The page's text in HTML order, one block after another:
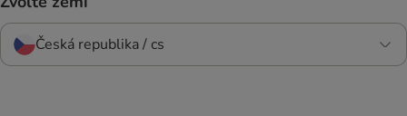
Česká republika / cs